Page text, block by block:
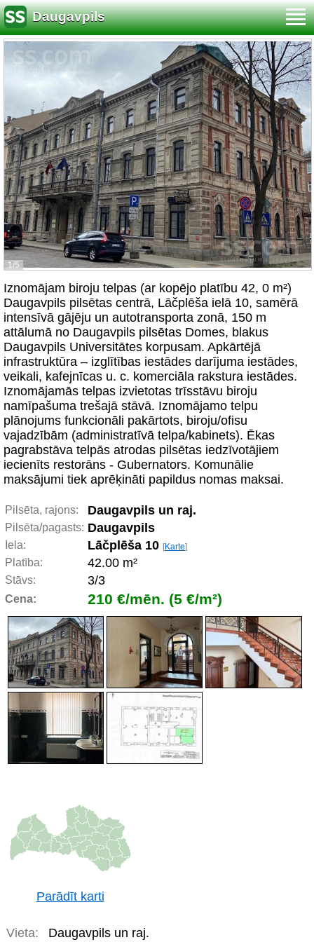
Daugavpils
1/5
Iznomājam biroju telpas (ar kopējo platību 42, 0 m²)
Daugavpils pilsētas centrā, Lāčplēša ielā 10, samērā
intensīvā gājēju un autotransporta zonā, 150 m
attālumā no Daugavpils pilsētas Domes, blakus
Daugavpils Universitātes korpusam. Apkārtējā
infrastruktūra – izglītības iestādes darījuma iestādes,
veikali, kafejnīcas u. c. komerciāla rakstura iestādes.
Iznomājamās telpas izvietotas trīsstāvu biroju
namīpašuma trešajā stāvā. Iznomājamo telpu
plānojums funkcionāli pakārtots, biroju/ofisu
vajadzībām (administratīvā telpa/kabinets). Ēkas
pagrabstāva telpās atrodas pilsētas iedzīvotājiem
iecienīts restorāns - Gubernators. Komunālie
maksājumi tiek aprēķināti papildus nomas maksai.
Pilsēta, rajons: Daugavpils un raj.
Pilsēta/pagasts: Daugavpils
Iela: Lāčplēša 10 [Karte]
Platība: 42.00 m²
Stāvs: 3/3
Cena: 210 €/mēn. (5 €/m²)
Parādīt karti
Vieta: Daugavpils un raj.